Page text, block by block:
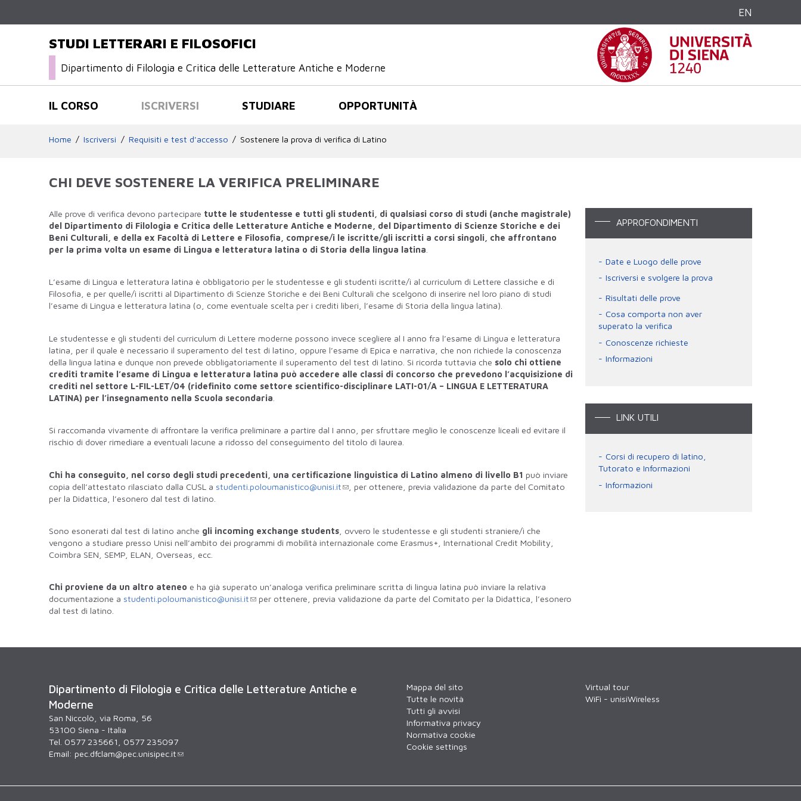
EN
STUDI LETTERARI E FILOSOFICI
Dipartimento di Filologia e Critica delle Letterature Antiche e Moderne
IL CORSO ISCRIVERSI STUDIARE OPPORTUNITÀ
Home Iscriversi Requisiti e test d'accesso Sostenere la prova di verifica di Latino
CHI DEVE SOSTENERE LA VERIFICA PRELIMINARE
Alle prove di verifica devono partecipare tutte le studentesse e tutti gli studenti, di qualsiasi corso di studi (anche magistrale)
del Dipartimento di Filologia e Critica delle Letterature Antiche e Moderne, del Dipartimento di Scienze Storiche e dei
Beni Culturali, e della ex Facoltà di Lettere e Filosofia, comprese/i le iscritte/gli iscritti a corsi singoli, che affrontano
per la prima volta un esame di Lingua e letteratura latina o di Storia della lingua latina
L’esame di Lingua e letteratura latina è obbligatorio per le studentesse e gli studenti iscritte/i al curriculum di Lettere classiche e di
Filosofia, e per quelle/i iscritti al Dipartimento di Scienze Storiche e dei Beni Culturali che scelgono di inserire nel loro piano di studi
l’esame di Lingua e letteratura latina (o, come eventuale scelta per i crediti liberi, l’esame di Storia della lingua latina).
Le studentesse e gli studenti del curriculum di Lettere moderne possono invece scegliere al I anno fra l’esame di Lingua e letteratura
latina, per il quale è necessario il superamento del test di latino, oppure l’esame di Epica e narrativa, che non richiede la conoscenza
della lingua latina e dunque non prevede obbligatoriamente il superamento del test di latino. Si ricorda tuttavia che solo chi ottiene
crediti tramite l’esame di Lingua e letteratura latina può accedere alle classi di concorso che prevedono l’acquisizione di
crediti nel settore L-FIL-LET/04 (ridefinito come settore scientifico-disciplinare LATI-01/A – LINGUA E LETTERATURA
LATINA) per l’insegnamento nella Scuola secondaria
Si raccomanda vivamente di affrontare la verifica preliminare a partire dal I anno, per sfruttare meglio le conoscenze liceali ed evitare il
rischio di dover rimediare a eventuali lacune a ridosso del conseguimento del titolo di laurea.
Chi ha conseguito, nel corso degli studi precedenti, una certificazione linguistica di Latino almeno di livello B1 può inviare
copia dell’attestato rilasciato dalla CUSL a studenti.poloumanistico@unisi.it
, per ottenere, previa validazione da parte del Comitato
per la Didattica, l’esonero dal test di latino.
Sono esonerati dal test di latino anche gli incoming exchange students , ovvero le studentesse e gli studenti straniere/i che
vengono a studiare presso Unisi nell’ambito dei programmi di mobilità internazionale come Erasmus+, International Credit Mobility,
Coimbra SEN, SEMP, ELAN, Overseas, ecc.
Chi proviene da un altro ateneo e ha già superato un’analoga verifica preliminare scritta di lingua latina può inviare la relativa
documentazione a studenti.poloumanistico@unisi.it
per ottenere, previa validazione da parte del Comitato per la Didattica, l’esonero
dal test di latino.
APPROFONDIMENTI
Date e Luogo delle prove
Iscriversi e svolgere la prova
Risultati delle prove
Cosa comporta non aver
superato la verifica
Conoscenze richieste
Informazioni
LINK UTILI
Corsi di recupero di latino,
Tutorato e Informazioni
Informazioni
Dipartimento di Filologia e Critica delle Letterature Antiche e
Moderne
San Niccolò, via Roma, 56
53100 Siena - Italia
Tel. 0577 235661, 0577 235097
Email: pec.dfclam@pec.unisipec.it
Mappa del sito
Tutte le novità
Tutti gli avvisi
Informativa privacy
Normativa cookie
Cookie settings
Virtual tour
WiFi - unisiWireless